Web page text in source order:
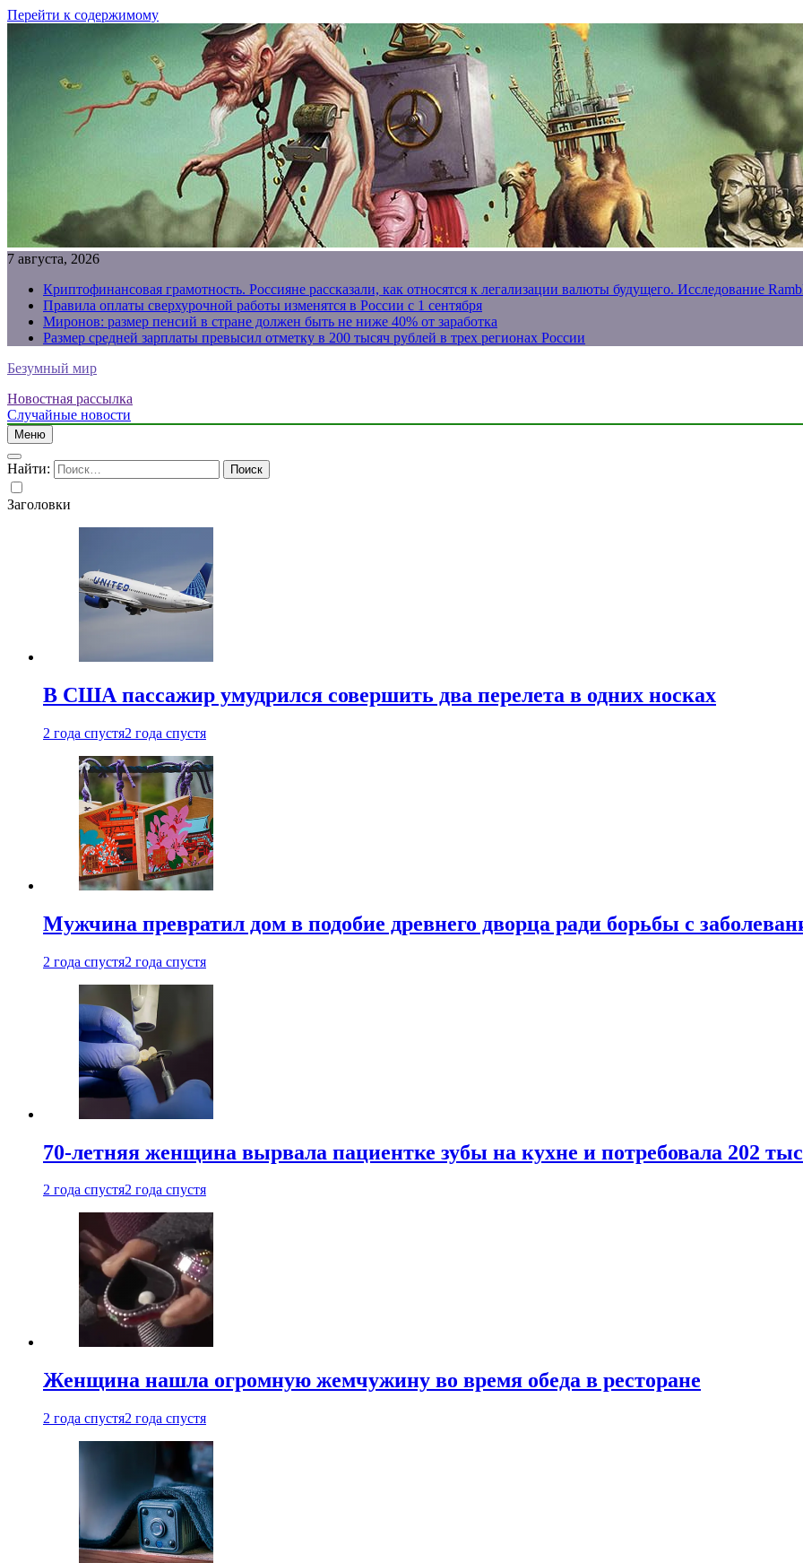
Перейти к содержимому
7 августа, 2026
Криптофинансовая грамотность. Россияне рассказали, как относятся к легализации валюты будущего. Исследование
Правила оплаты сверхурочной работы изменятся в России с 1 сентября
Миронов: размер пенсий в стране должен быть не ниже 40% от заработка
Размер средней зарплаты превысил отметку в 200 тысяч рублей в трех регионах России
Безумный мир
Новостная рассылка
Случайные новости
Меню
Найти:
Заголовки
В США пассажир умудрился совершить два перелета в одних носках
2 года спустя2 года спустя
Мужчина превратил дом в подобие древнего дворца ради борьбы с
2 года спустя2 года спустя
70-летняя женщина вырвала пациентке зубы на кухне и потребовала 202
2 года спустя2 года спустя
Женщина нашла огромную жемчужину во время обеда в ресторане
2 года спустя2 года спустя